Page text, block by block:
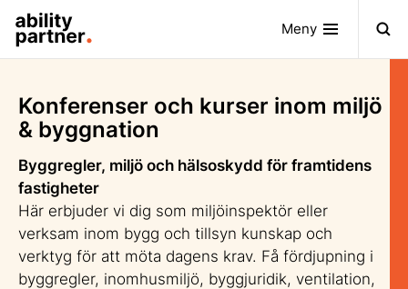
Meny
Konferenser och kurser inom miljö
& byggnation
Byggregler, miljö och hälsoskydd för framtidens
fastigheter
Här erbjuder vi dig som miljöinspektör eller
verksam inom bygg och tillsyn kunskap och
verktyg för att möta dagens krav. Få fördjupning i
byggregler, inomhusmiljö, byggjuridik, ventilation,